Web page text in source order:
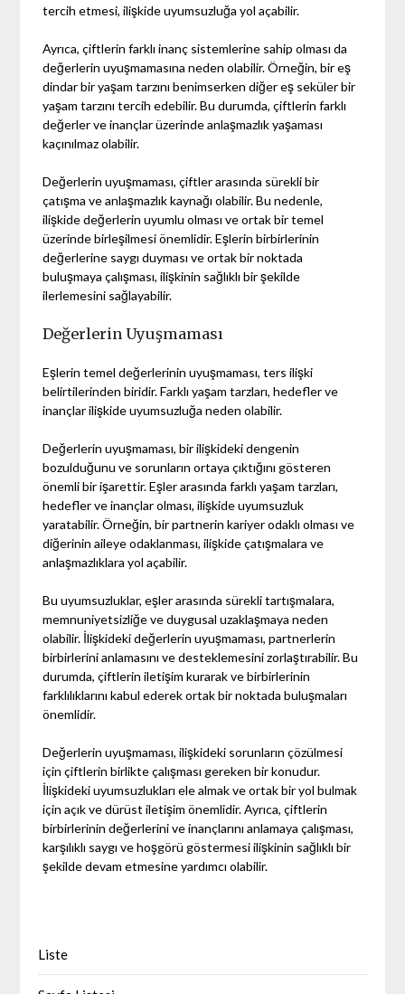
tercih etmesi, ilişkide uyumsuzluğa yol açabilir.
Ayrıca, çiftlerin farklı inanç sistemlerine sahip olması da
değerlerin uyuşmamasına neden olabilir. Örneğin, bir eş
dindar bir yaşam tarzını benimserken diğer eş seküler bir
yaşam tarzını tercih edebilir. Bu durumda, çiftlerin farklı
değerler ve inançlar üzerinde anlaşmazlık yaşaması
kaçınılmaz olabilir.
Değerlerin uyuşmaması, çiftler arasında sürekli bir
çatışma ve anlaşmazlık kaynağı olabilir. Bu nedenle,
ilişkide değerlerin uyumlu olması ve ortak bir temel
üzerinde birleşilmesi önemlidir. Eşlerin birbirlerinin
değerlerine saygı duyması ve ortak bir noktada
buluşmaya çalışması, ilişkinin sağlıklı bir şekilde
ilerlemesini sağlayabilir.
Değerlerin Uyuşmaması
Eşlerin temel değerlerinin uyuşmaması, ters ilişki
belirtilerinden biridir. Farklı yaşam tarzları, hedefler ve
inançlar ilişkide uyumsuzluğa neden olabilir.
Değerlerin uyuşmaması, bir ilişkideki dengenin
bozulduğunu ve sorunların ortaya çıktığını gösteren
önemli bir işarettir. Eşler arasında farklı yaşam tarzları,
hedefler ve inançlar olması, ilişkide uyumsuzluk
yaratabilir. Örneğin, bir partnerin kariyer odaklı olması ve
diğerinin aileye odaklanması, ilişkide çatışmalara ve
anlaşmazlıklara yol açabilir.
Bu uyumsuzluklar, eşler arasında sürekli tartışmalara,
memnuniyetsizliğe ve duygusal uzaklaşmaya neden
olabilir. İlişkideki değerlerin uyuşmaması, partnerlerin
birbirlerini anlamasını ve desteklemesini zorlaştırabilir. Bu
durumda, çiftlerin iletişim kurarak ve birbirlerinin
farklılıklarını kabul ederek ortak bir noktada buluşmaları
önemlidir.
Değerlerin uyuşmaması, ilişkideki sorunların çözülmesi
için çiftlerin birlikte çalışması gereken bir konudur.
İlişkideki uyumsuzlukları ele almak ve ortak bir yol bulmak
için açık ve dürüst iletişim önemlidir. Ayrıca, çiftlerin
birbirlerinin değerlerini ve inançlarını anlamaya çalışması,
karşılıklı saygı ve hoşgörü göstermesi ilişkinin sağlıklı bir
şekilde devam etmesine yardımcı olabilir.
Liste